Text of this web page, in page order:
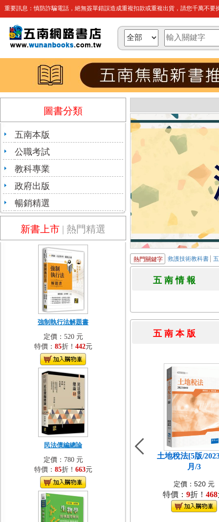
重要訊息：慎防詐騙電話，絕無簽單錯誤造成重複扣款或重複出貨，請您千萬不要
圖書分類
五南本版
公職考試
教科專業
政府出版
暢銷精選
新書上市 | 熱門精選
強制執行法解題書
定價：520 元
特價： 85折！ 442元
民法債編總論
定價：780 元
特價： 85折！ 663元
熱門關鍵字 救護技術教科書
五 南 情
五 南 本
土地稅法[5版/
月/3
定價：520 元
特價： 9折！ 468